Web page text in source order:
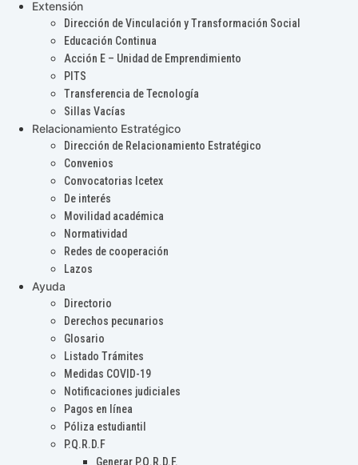
Extensión
Dirección de Vinculación y Transformación Social
Educación Continua
Acción E – Unidad de Emprendimiento
PITS
Transferencia de Tecnología
Sillas Vacías
Relacionamiento Estratégico
Dirección de Relacionamiento Estratégico
Convenios
Convocatorias Icetex
De interés
Movilidad académica
Normatividad
Redes de cooperación
Lazos
Ayuda
Directorio
Derechos pecunarios
Glosario
Listado Trámites
Medidas COVID-19
Notificaciones judiciales
Pagos en línea
Póliza estudiantil
P.Q.R.D.F
Generar P.Q.R.D.F.